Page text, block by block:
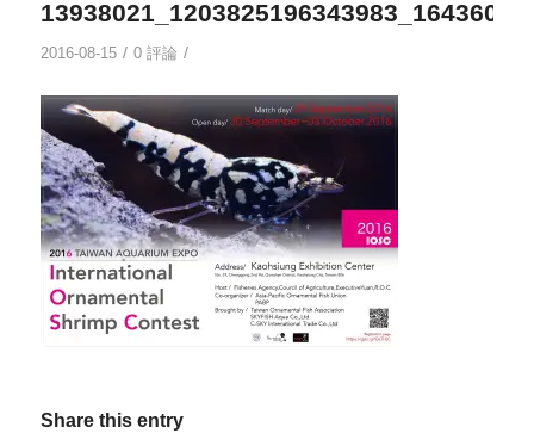
2016-08-15 / 0 評論 /
Share this entry